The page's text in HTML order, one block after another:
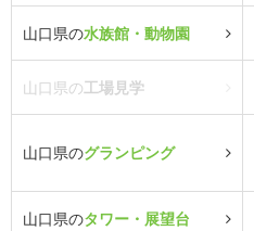
山口県の水族館・動物園
山口県の工場見学
山口県のグランピング
山口県のタワー・展望台